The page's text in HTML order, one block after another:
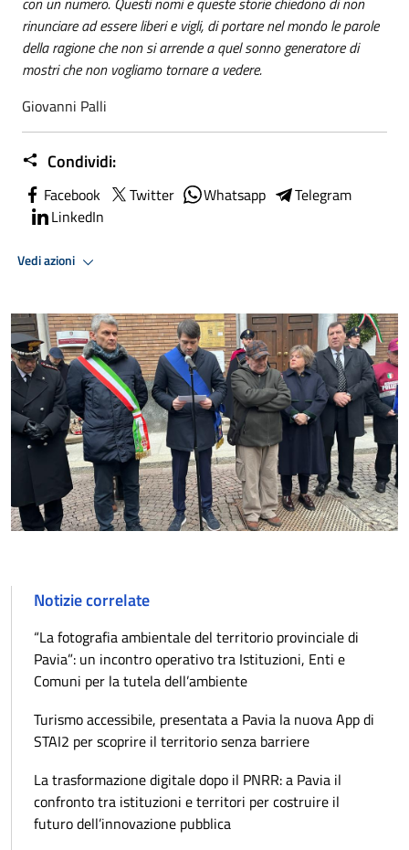
rinunciare ad essere liberi e vigli, di portare nel mondo le parole
della ragione che non si arrende a quel sonno generatore di
mostri che non vogliamo tornare a vedere.
Giovanni Palli
Condividi:
Facebook Twitter Whatsapp
Telegram
LinkedIn
Vedi azioni
Notizie correlate
“La fotografia ambientale del territorio provinciale di
Pavia”: un incontro operativo tra Istituzioni, Enti e
Comuni per la tutela dell’ambiente
Turismo accessibile, presentata a Pavia la nuova App di
STAI2 per scoprire il territorio senza barriere
La trasformazione digitale dopo il PNRR: a Pavia il
confronto tra istituzioni e territori per costruire il
futuro dell’innovazione pubblica